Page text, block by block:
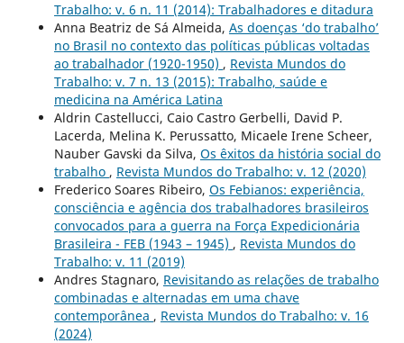
Trabalho: v. 6 n. 11 (2014): Trabalhadores e ditadura
Anna Beatriz de Sá Almeida, As doenças ‘do trabalho’
no Brasil no contexto das políticas públicas voltadas
ao trabalhador (1920-1950) , Revista Mundos do
Trabalho: v. 7 n. 13 (2015): Trabalho, saúde e
medicina na América Latina
Aldrin Castellucci, Caio Castro Gerbelli, David P.
Lacerda, Melina K. Perussatto, Micaele Irene Scheer,
Nauber Gavski da Silva, Os êxitos da história social do
trabalho , Revista Mundos do Trabalho: v. 12 (2020)
Frederico Soares Ribeiro, Os Febianos: experiência,
consciência e agência dos trabalhadores brasileiros
convocados para a guerra na Força Expedicionária
Brasileira - FEB (1943 – 1945) , Revista Mundos do
Trabalho: v. 11 (2019)
Andres Stagnaro, Revisitando as relações de trabalho
combinadas e alternadas em uma chave
contemporânea , Revista Mundos do Trabalho: v. 16
(2024)